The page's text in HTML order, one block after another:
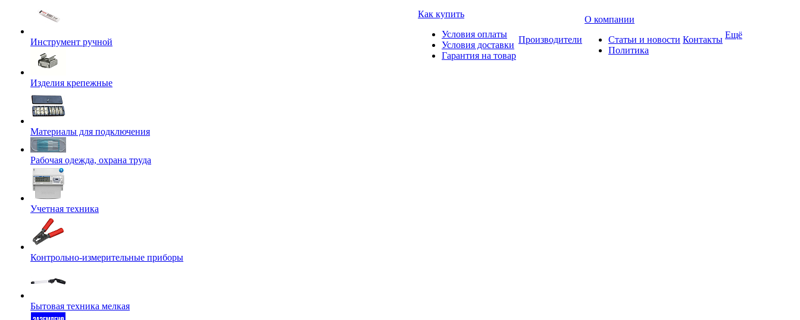
Инструмент ручной
Изделия крепежные
Материалы для подключения
Рабочая одежда, охрана труда
Учетная техника
Контрольно-измерительные приборы
Бытовая техника мелкая
Как купить
Условия оплаты
Условия доставки
Гарантия на товар
Производители
О компании
Статьи и новости
Политика
Контакты Ещё